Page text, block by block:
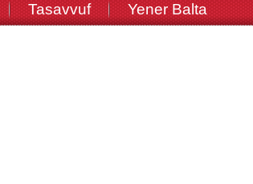
Tasavvuf Yener Balta